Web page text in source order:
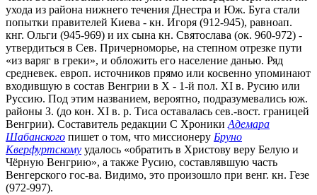
ухода из района нижнего течения Днестра и Юж. Буга стали
попытки правителей Киева - кн. Игоря (912-945), равноап.
кнг. Ольги (945-969) и их сына кн. Святослава (ок. 960-972) -
утвердиться в Сев. Причерноморье, на степном отрезке пути
«из варяг в греки», и обложить его население данью. Ряд
средневек. европ. источников прямо или косвенно упоминают
входившую в состав Венгрии в Х - 1-й пол. ХI в. Русию или
Руссию. Под этим названием, вероятно, подразумевались юж.
районы З. (до кон. ХI в. р. Тиса оставалась сев.-вост. границей
Венгрии). Составитель редакции С Хроники Адемара
Шабанского пишет о том, что миссионеру Бруно
Кверфуртскому удалось «обратить в Христову веру Белую и
Чёрную Венгрию», а также Русию, составлявшую часть
Венгерского гос-ва. Видимо, это произошло при венг. кн. Гезе
(972-997).